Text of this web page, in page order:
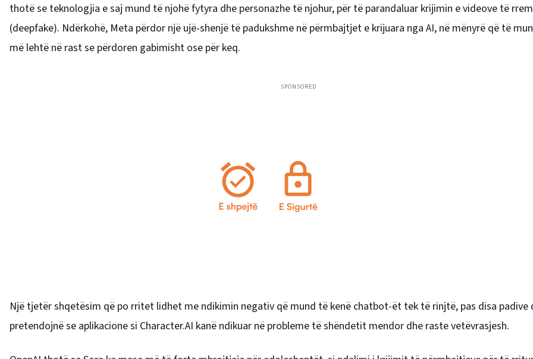
thotë se teknologjia e saj mund të njohë fytyra dhe personazhe të njohur, për të parandaluar krijimin e videove të
(deepfake). Ndërkohë, Meta përdor një ujë-shenjë të padukshme në përmbajtjet e krijuara nga AI, në mënyrë që të
më lehtë në rast se përdoren gabimisht ose për keq.
SPONSORED
Një tjetër shqetësim që po rritet lidhet me ndikimin negativ që mund të kenë chatbot-ët tek të rinjtë, pas disa padive
pretendojnë se aplikacione si Character.AI kanë ndikuar në probleme të shëndetit mendor dhe raste vetëvrasjesh.